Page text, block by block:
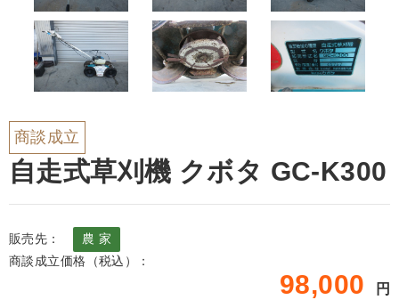
商談成立
自走式草刈機 クボタ GC-K300
販売先：
農 家
商談成立価格（税込）：
98,000 円